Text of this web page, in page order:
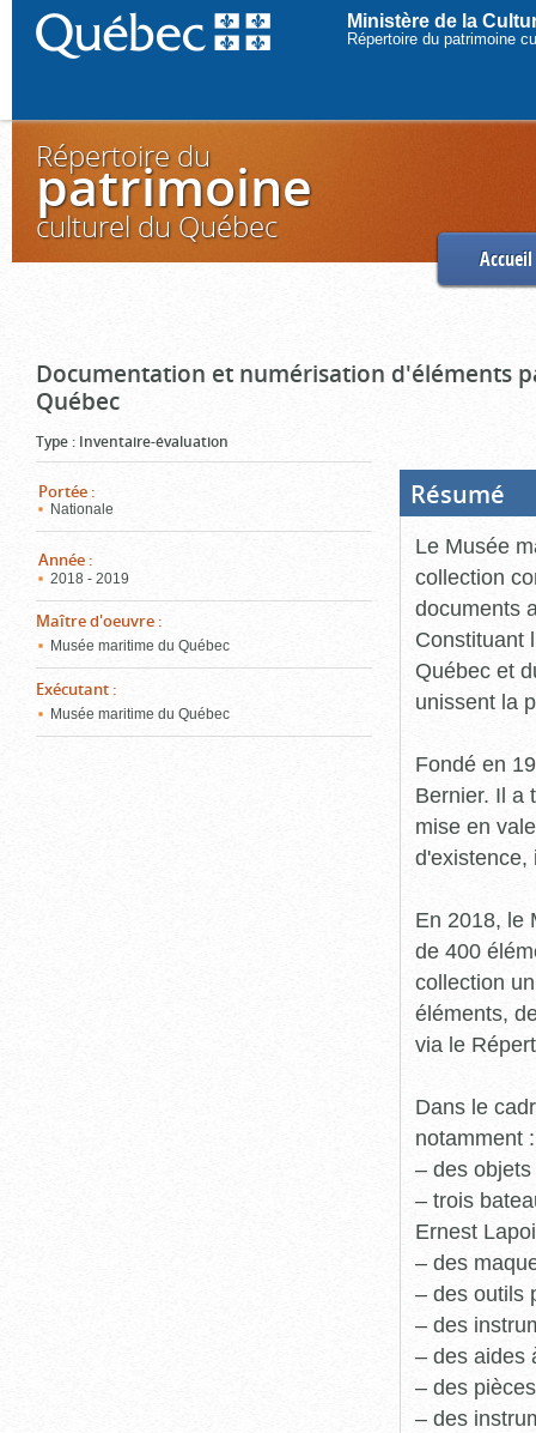
Ministère de la
Répertoire du patrimoine
Répertoire du
patrimoine
culturel du Québec
Accueil
Documentation et numérisation d'éléments
Québec
Type : Inventaire-évaluation
Portée :
Nationale
Année :
2018 - 2019
Maître d'oeuvre :
Musée maritime du Québec
Exécutant :
Musée maritime du Québec
Résumé
Le Musée
collection
documents
Constituant
Québec et
unissent la
Fondé en
Bernier. Il a
mise en
d'existence,
En 2018, le
de 400
collection
éléments,
via le
Dans le
notamment :
– des
– trois
Ernest
– des
– des outils
– des
– des aides
– des
– des